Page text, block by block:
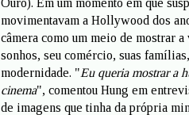
Ouro). Em um momento em que
movimentavam a Hollywood dos
câmera como um meio de mostrar
sonhos, seu comércio, suas
modernidade. "Eu queria mostrar a
cinema", comentou Hung em
de imagens que tinha da própria